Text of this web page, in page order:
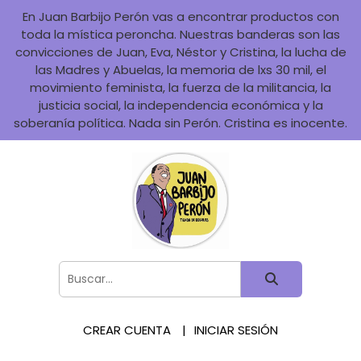
En Juan Barbijo Perón vas a encontrar productos con
toda la mística peroncha. Nuestras banderas son las
convicciones de Juan, Eva, Néstor y Cristina, la lucha de
las Madres y Abuelas, la memoria de lxs 30 mil, el
movimiento feminista, la fuerza de la militancia, la
justicia social, la independencia económica y la
soberanía política. Nada sin Perón. Cristina es inocente.
CREAR CUENTA INICIAR SESIÓN